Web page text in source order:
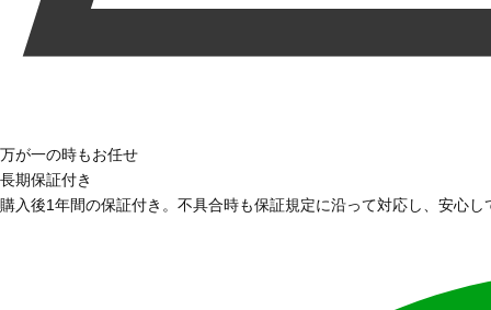
万が一の時もお任せ
長期保証付き
購入後1年間の保証付き。不具合時も保証規定に沿って対応し、安心